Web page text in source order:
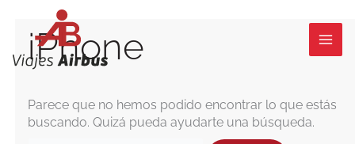
contenidoiPhone
Parece que no hemos podido encontrar lo que estás
buscando. Quizá pueda ayudarte una búsqueda.
Buscar